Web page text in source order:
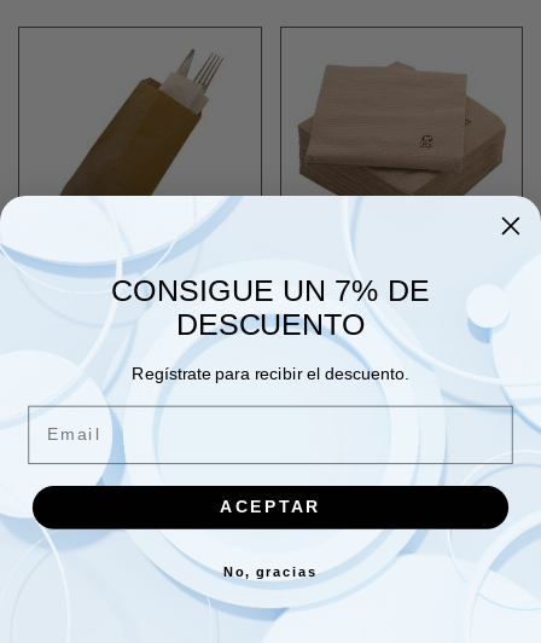
Sobres papel kraft
porta cubiertos y
servilleta
13,61 €
Servilleta ecológica
33x33 1C FAMILIAR
63,31 €
Oferta
CONSIGUE UN 7% DE
DESCUENTO
Regístrate para recibir el descuento.
Email
ACEPTAR
No, gracias